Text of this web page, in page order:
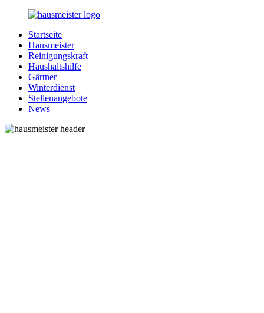
Zurück
Inhalt
Hausmeister.de
Alles
rund
Ihren
Haushalt
Startseite
Hausmeister
Reinigungskraft
Haushaltshilfe
Gärtner
Winterdienst
Stellenangebote
News